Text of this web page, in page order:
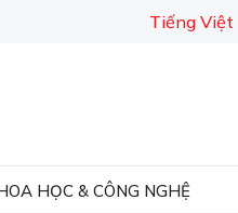
Tiếng Việt
HỌC & CÔNG NGHỆ